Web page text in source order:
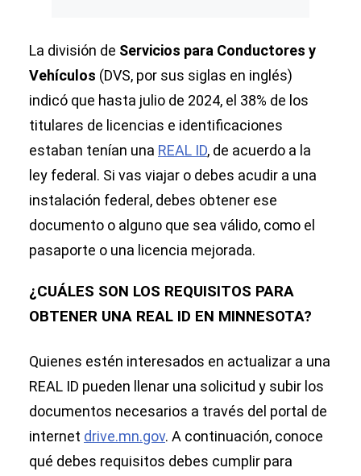
La división de Servicios para Conductores y
Vehículos (DVS, por sus siglas en inglés)
indicó que hasta julio de 2024, el 38% de los
titulares de licencias e identificaciones
estaban tenían una REAL ID, de acuerdo a la
ley federal. Si vas viajar o debes acudir a una
instalación federal, debes obtener ese
documento o alguno que sea válido, como el
pasaporte o una licencia mejorada.
¿CUÁLES SON LOS REQUISITOS PARA
OBTENER UNA REAL ID EN MINNESOTA?
Quienes estén interesados en actualizar a una
REAL ID pueden llenar una solicitud y subir los
documentos necesarios a través del portal de
internet drive.mn.gov. A continuación, conoce
qué debes requisitos debes cumplir para